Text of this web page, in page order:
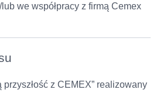
we współpracy z firmą Cemex
przyszłość z CEMEX” realizowany